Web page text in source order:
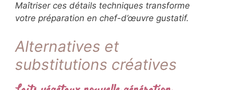
Trop épais: Incorporez un peu de lait
froid
shaking de 15 secondes
votre préparation en chef-d’œuvre gustatif.